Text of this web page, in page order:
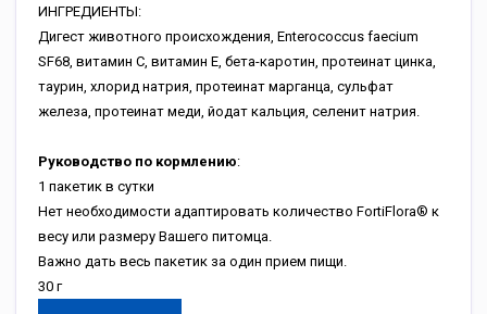
ИНГРЕДИЕНТЫ:
Дигест животного происхождения, Enterococcus faecium
SF68, витамин C, витамин E, бета-каротин, протеинат цинка,
таурин, хлорид натрия, протеинат марганца, сульфат
железа, протеинат меди, йодат кальция, селенит натрия.
Руководство по кормлению:
1 пакетик в сутки
Нет необходимости адаптировать количество FortiFlora® к
весу или размеру Вашего питомца.
Важно дать весь пакетик за один прием пищи.
30 г